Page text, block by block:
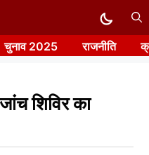
चुनाव 2025 राजनीति
शिविर का